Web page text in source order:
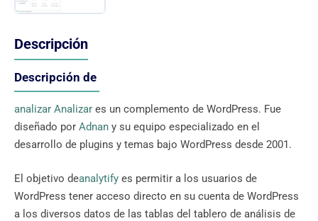
Descripción
Descripción de
analizar Analizar es un complemento de WordPress. Fue
diseñado por Adnan y su equipo especializado en el
desarrollo de plugins y temas bajo WordPress desde 2001.
El objetivo deanalytify es permitir a los usuarios de
WordPress tener acceso directo en su cuenta de WordPress
a los diversos datos de las tablas del tablero de análisis de